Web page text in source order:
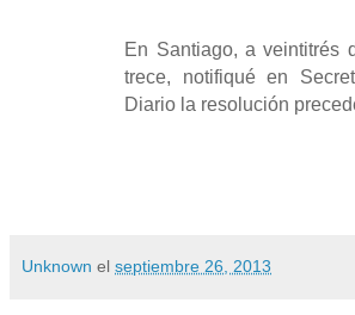
En Santiago, a veintitrés
trece, notifiqué en
Diario la resolución
Unknown el septiembre 26, 2013